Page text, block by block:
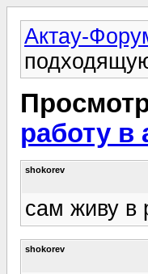
Актау-
работу в
shokorev
сам живу в
shokorev